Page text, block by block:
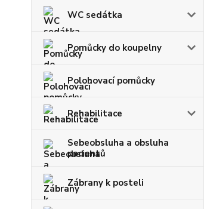
WC sedátka
Pomůcky do koupelny
Polohovací pomůcky
Rehabilitace
Sebeobsluha a obsluha
pacientů
Zábrany k posteli